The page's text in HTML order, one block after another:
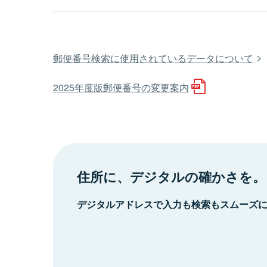
郵便番号検索に使用されているデータについて
2025年度版郵便番号の変更案内
住所に、デジタルの確かさを。
デジタルアドレスで入力も検索もスムーズ